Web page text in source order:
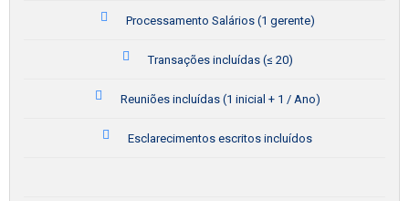
Processamento Salários (1 gerente)
Transações incluídas (≤ 20)
Reuniões incluídas (1 inicial + 1 / Ano)
Esclarecimentos escritos incluídos